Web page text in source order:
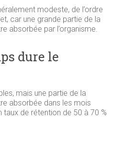
modeste, de l’ordre
car une grande partie de la
absorbée par l’organisme.
dure le
mais une partie de la
absorbée dans les mois
taux de rétention de 50 à 70 %